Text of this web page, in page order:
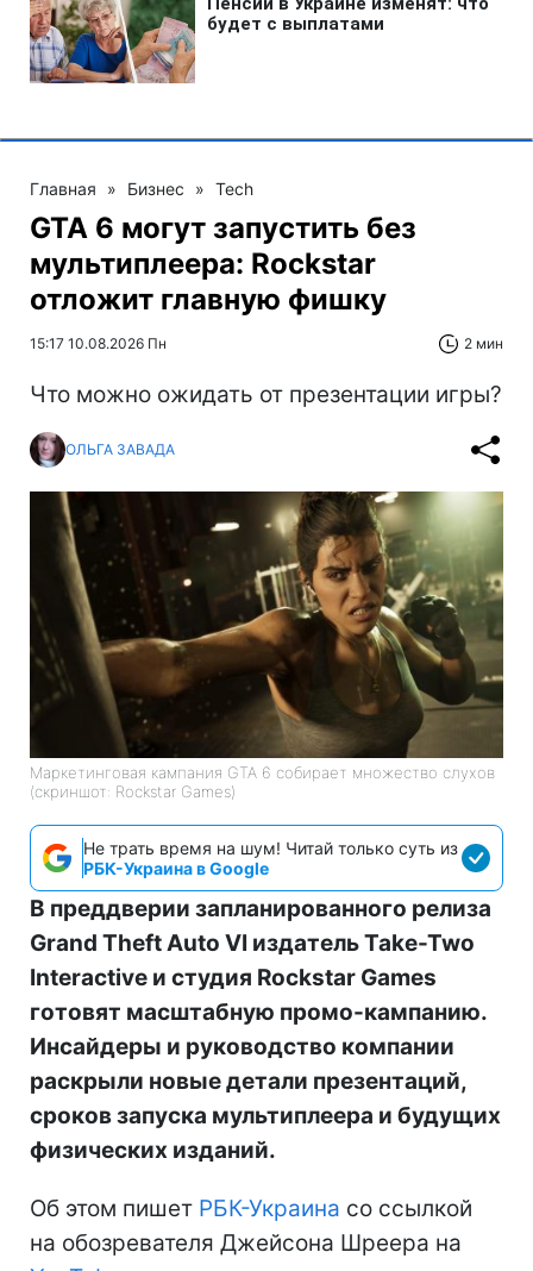
Главная » Бизнес » Tech
GTA 6 могут запустить без
мультиплеера: Rockstar
отложит главную фишку
15:17 10.08.2026 Пн 2 мин
Что можно ожидать от презентации игры?
ОЛЬГА ЗАВАДА
Маркетинговая кампания GTA 6 собирает множество слухов
(скриншот: Rockstar Games)
Не трать время на шум! Читай только суть из
РБК-Украина в Google
В преддверии запланированного релиза
Grand Theft Auto VI издатель Take-Two
Interactive и студия Rockstar Games
готовят масштабную промо-кампанию.
Инсайдеры и руководство компании
раскрыли новые детали презентаций,
сроков запуска мультиплеера и будущих
физических изданий.
Об этом пишет РБК-Украина со ссылкой
на обозревателя Джейсона Шреера на